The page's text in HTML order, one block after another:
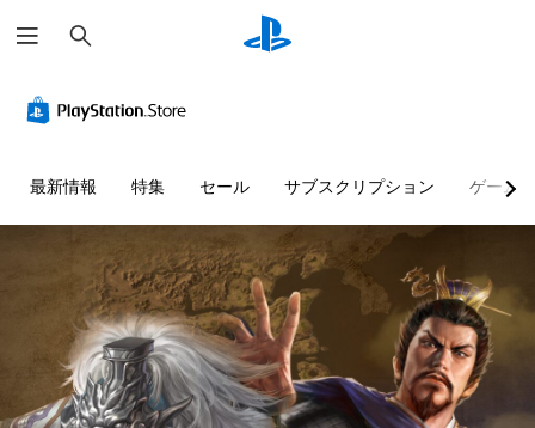
索
最新情報 特集 セール サブスクリプション ゲーム